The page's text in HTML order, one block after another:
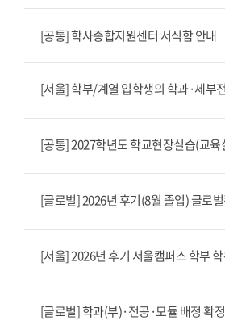
[공통] 학사종합지원센터 서식함 안내
[글로벌] 학과(부)·전공·모듈 배정 확정